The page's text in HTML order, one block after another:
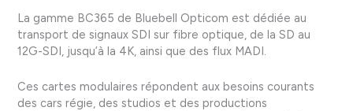
La gamme BC365 de Bluebell Opticom est dédiée au
transport de signaux SDI sur fibre optique, de la SD au
12G-SDI, jusqu’à la 4K, ainsi que des flux MADI.
Ces cartes modulaires répondent aux besoins courants
des cars régie, des studios et des productions